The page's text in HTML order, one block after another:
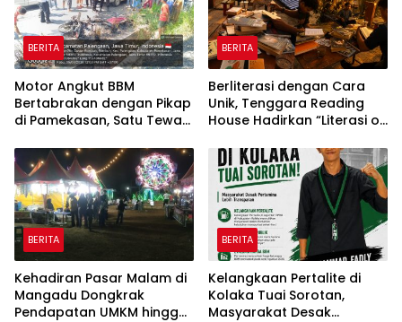
BERITA
Motor Angkut BBM
Bertabrakan dengan Pikap
di Pamekasan, Satu Tewas
BERITA
Berliterasi dengan Cara
Unik, Tenggara Reading
House Hadirkan “Literasi on
Atas Atap Sembari
Menikmati Senja
BERITA
Kehadiran Pasar Malam di
Mangadu Dongkrak
Pendapatan UMKM hingga
BERITA
Kelangkaan Pertalite di
Kolaka Tuai Sorotan,
Masyarakat Desak